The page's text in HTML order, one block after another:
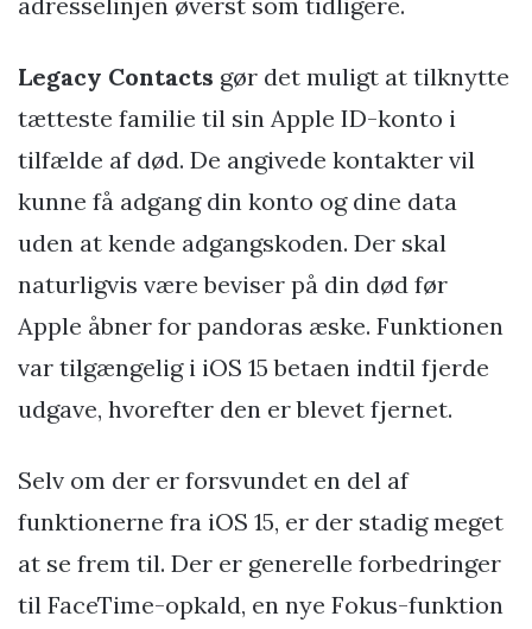
Legacy Contacts gør det muligt at tilknytte
tætteste familie til sin Apple ID-konto i
tilfælde af død. De angivede kontakter vil
kunne få adgang din konto og dine data
uden at kende adgangskoden. Der skal
naturligvis være beviser på din død før
Apple åbner for pandoras æske. Funktionen
var tilgængelig i iOS 15 betaen indtil fjerde
udgave, hvorefter den er blevet fjernet.
Selv om der er forsvundet en del af
funktionerne fra iOS 15, er der stadig meget
at se frem til. Der er generelle forbedringer
til FaceTime-opkald, en nye Fokus-funktion